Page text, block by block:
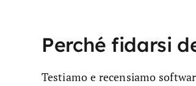
Perché fidarsi
Testiamo e recensiamo